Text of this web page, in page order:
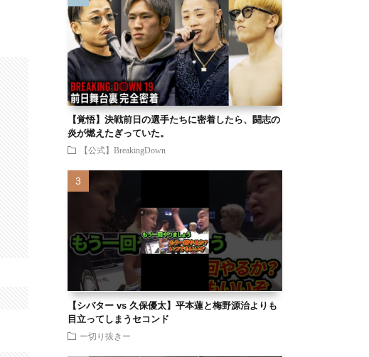
【覚悟】決戦前日の選手たちに密着したら、闘志の
炎が燃えたぎっていた。
【公式】BreakingDown
【シバター vs 久保優太】平本蓮と梅野源治よりも
目立ってしまうセコンド
ー切り抜きー